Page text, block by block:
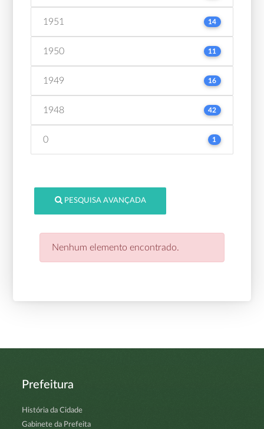
1951 14
1950 11
1949 16
1948 42
0 1
PESQUISA AVANÇADA
Nenhum elemento encontrado.
Prefeitura
História da Cidade
Gabinete da Prefeita